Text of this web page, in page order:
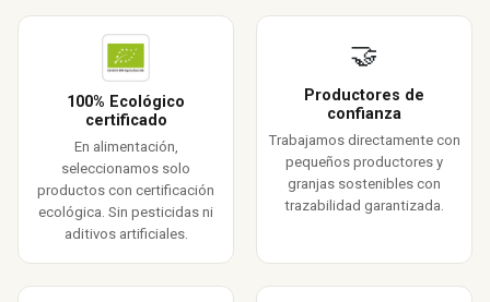
100% Ecológico
certificado
En alimentación,
seleccionamos solo
productos con certificación
ecológica. Sin pesticidas ni
aditivos artificiales.
🤝
Productores de
confianza
Trabajamos directamente con
pequeños productores y
granjas sostenibles con
trazabilidad garantizada.